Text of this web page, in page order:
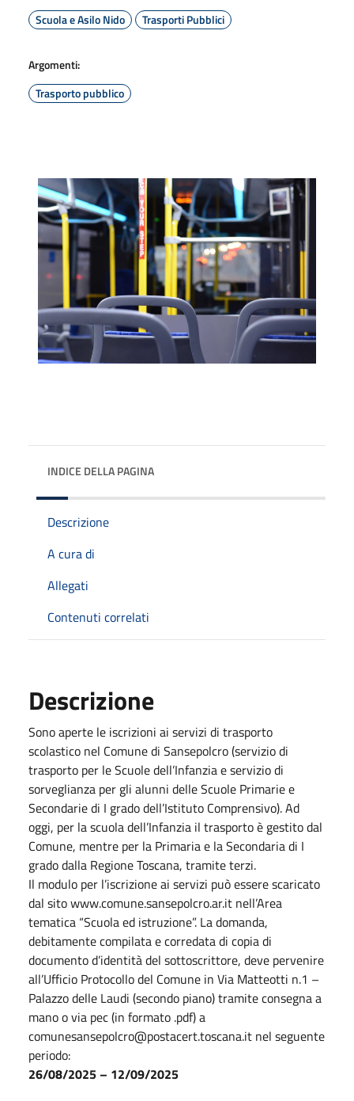
Scuola e Asilo Nido
Trasporti Pubblici
Argomenti:
Trasporto pubblico
INDICE DELLA PAGINA
Descrizione
A cura di
Allegati
Contenuti correlati
Descrizione
Sono aperte le iscrizioni ai servizi di trasporto
scolastico nel Comune di Sansepolcro (servizio di
trasporto per le Scuole dell’Infanzia e servizio di
sorveglianza per gli alunni delle Scuole Primarie e
Secondarie di I grado dell’Istituto Comprensivo). Ad
oggi, per la scuola dell’Infanzia il trasporto è gestito dal
Comune, mentre per la Primaria e la Secondaria di I
grado dalla Regione Toscana, tramite terzi.
Il modulo per l’iscrizione ai servizi può essere scaricato
dal sito www.comune.sansepolcro.ar.it nell’Area
tematica “Scuola ed istruzione”. La domanda,
debitamente compilata e corredata di copia di
documento d’identità del sottoscrittore, deve pervenire
all’Ufficio Protocollo del Comune in Via Matteotti n.1 –
Palazzo delle Laudi (secondo piano) tramite consegna a
mano o via pec (in formato .pdf) a
comunesansepolcro@postacert.toscana.it nel seguente
periodo:
26/08/2025 – 12/09/2025